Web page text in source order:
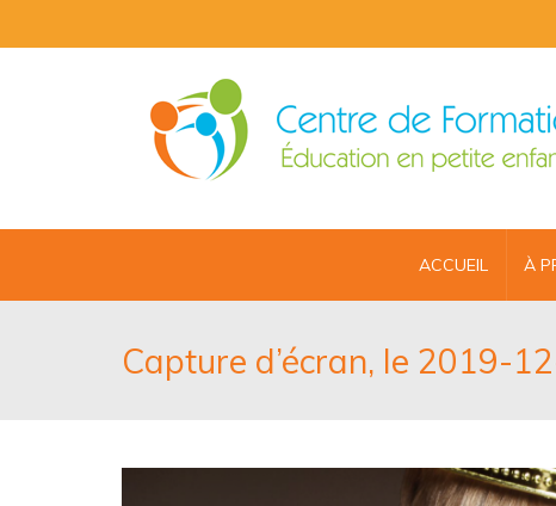
ACCUEIL À
Capture d’écran, le 2019-